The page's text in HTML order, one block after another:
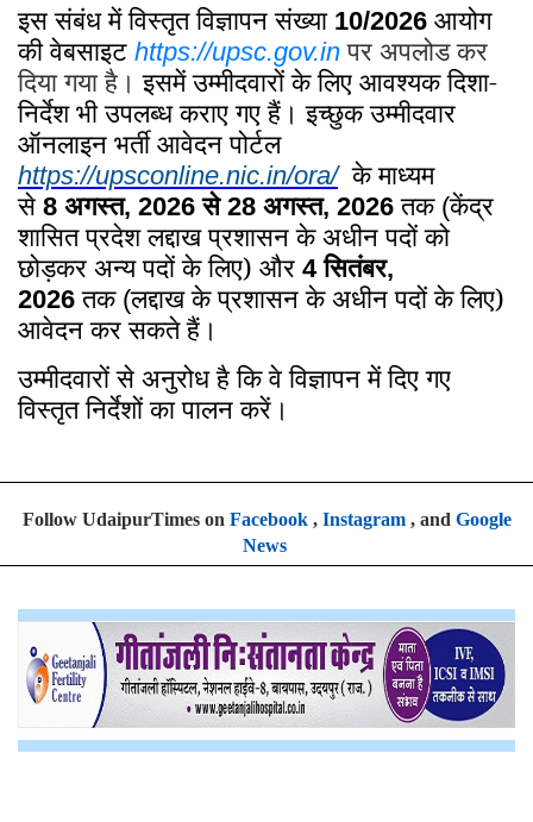
इस संबंध में विस्तृत विज्ञापन संख्या 10/2026 आयोग
की वेबसाइट https://upsc.gov.in पर अपलोड कर
दिया गया है। इसमें उम्मीदवारों के लिए आवश्यक दिशा-
निर्देश भी उपलब्ध कराए गए हैं। इच्छुक उम्मीदवार
ऑनलाइन भर्ती आवेदन पोर्टल
https://upsconline.nic.in/ora/ के माध्यम
से 8 अगस्त, 2026से28 अगस्त, 2026 तक(केंद्र
शासित प्रदेश लद्दाख प्रशासन के अधीन पदों को
छोड़कर अन्य पदों के लिए) और 4सितंबर,
2026 तक(लद्दाख के प्रशासन के अधीन पदों के लिए)
आवेदन कर सकते हैं।
उम्मीदवारों से अनुरोध है कि वे विज्ञापन में दिए गए
विस्तृत निर्देशों का पालन करें।
Follow UdaipurTimes on Facebook, Instagram, and Google
News